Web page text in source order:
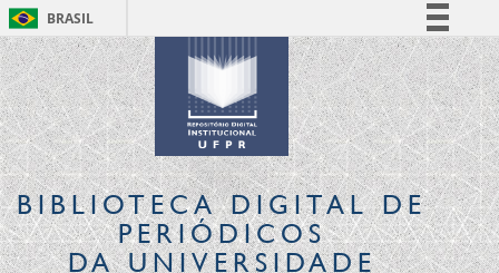
BRASIL
Simplifique!
Comunica BR
Participe
Acesso à informação
Legislação
Canais
BIBLIOTECA DIGITALDE
PERIÓDICOS
DA UNIVERSIDADE